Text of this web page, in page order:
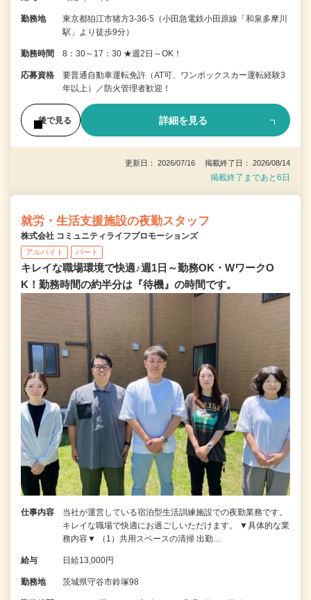
勤務地
東京都狛江市猪方3-36-5（小田急電鉄小田原線「和泉多摩川
駅」より徒歩9分）
勤務時間 8：30～17：30 ★週2日～OK！
応募資格
要普通自動車運転免許（AT可、ワンボックスカー運転経験3
年以上）／防火管理者歓迎！
後で見る 詳細を見る
更新日： 2026/07/16 掲載終了日： 2026/08/14
掲載終了まであと6日
就労・生活支援施設の夜勤スタッフ
株式会社 コミュニティライフプロモーションズ
アルバイト パート
キレイな職場環境で快適♪週1日～勤務OK・WワークO
K！勤務時間の約半分は『待機』の時間です。
仕事内容
当社が運営している宿泊型生活訓練施設での夜勤業務です。
キレイな職場で快適にお過ごしいただけます。 ▼具体的な業
務内容▼ （1）共用スペースの清掃 出勤…
給与 日給13,000円
勤務地 茨城県守谷市鈴塚98